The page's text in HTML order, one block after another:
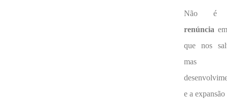
Não é
renúncia
que nos
mas
e a expansão